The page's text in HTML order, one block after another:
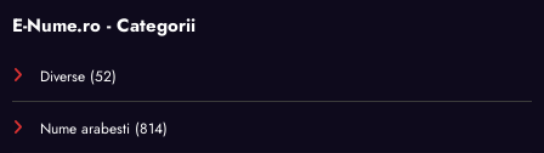
E-Nume.ro - Categorii
Diverse (52)
Nume arabesti (814)